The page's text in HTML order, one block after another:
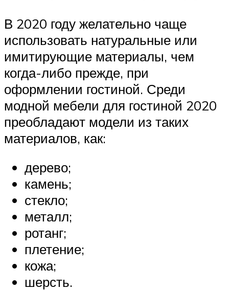
В 2020 году желательно чаще
использовать натуральные или
имитирующие материалы, чем
когда-либо прежде, при
оформлении гостиной. Среди
модной мебели для гостиной 2020
преобладают модели из таких
материалов, как:
дерево;
камень;
стекло;
металл;
ротанг;
плетение;
кожа;
шерсть.